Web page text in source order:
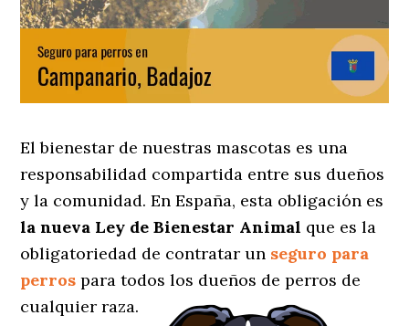
El bienestar de nuestras mascotas es una
responsabilidad compartida entre sus dueños
y la comunidad. En España, esta obligación es
la nueva Ley de Bienestar Animal que es la
obligatoriedad de contratar un seguro para
perros para todos los dueños de perros de
cualquier raza.